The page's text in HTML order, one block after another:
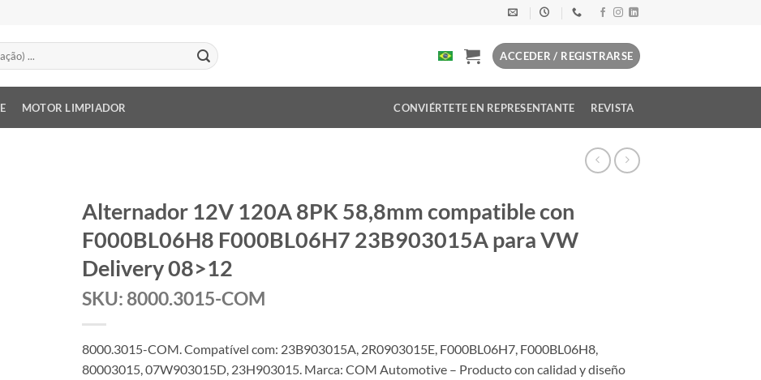
ACCEDER / REGISTRARSE
MOTOR LIMPIADOR CONVIÉRTETE EN REPRESENTANTE REVISTA
Alternador 12V 120A 8PK 58,8mm compatible con
F000BL06H8 F000BL06H7 23B903015A para VW
Delivery 08>12
SKU: 8000.3015-COM
8000.3015-COM. Compatível com: 23B903015A, 2R0903015E, F000BL06H7, F000BL06H8,
80003015, 07W903015D, 23H903015. Marca: COM Automotive – Producto con calidad y diseño